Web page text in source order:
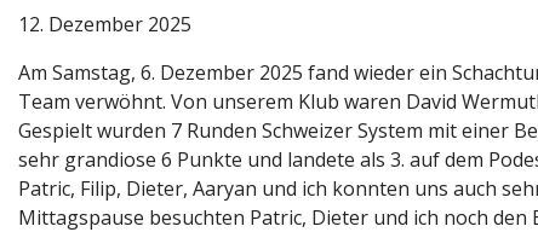
12. Dezember 2025
Am Samstag, 6. Dezember 2025 fand wieder ein
Team verwöhnt. Von unserem Klub waren David
Gespielt wurden 7 Runden Schweizer System mit einer
sehr grandiose 6 Punkte und landete als 3. auf dem
Patric, Filip, Dieter, Aaryan und ich konnten uns auch
Mittagspause besuchten Patric, Dieter und ich noch